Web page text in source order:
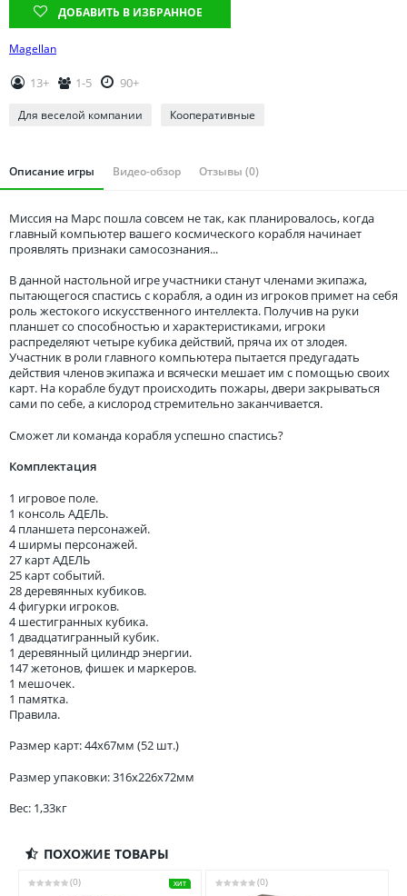
Томская область
Тюменская область
Удмуртия
Ульяновская область
ДОБАВИТЬ В ИЗБРАННОЕ
Magellan
13+ 1-5 90+
Для веселой компании Кооперативные
Описание игры Видео-обзор Отзывы (0)
Миссия на Марс пошла совсем не так, как планировалось, когда
главный компьютер вашего космического корабля начинает
проявлять признаки самосознания...
В данной настольной игре участники станут членами экипажа,
пытающегося спастись с корабля, а один из игроков примет на себя
роль жестокого искусственного интеллекта. Получив на руки
планшет со способностью и характеристиками, игроки
распределяют четыре кубика действий, пряча их от злодея.
Участник в роли главного компьютера пытается предугадать
действия членов экипажа и всячески мешает им с помощью своих
карт. На корабле будут происходить пожары, двери закрываться
сами по себе, а кислород стремительно заканчивается.
Сможет ли команда корабля успешно спастись?
Комплектация
1 игровое поле.
1 консоль АДЕЛЬ.
4 планшета персонажей.
4 ширмы персонажей.
27 карт АДЕЛЬ
25 карт событий.
28 деревянных кубиков.
4 фигурки игроков.
4 шестигранных кубика.
1 двадцатигранный кубик.
1 деревянный цилиндр энергии.
147 жетонов, фишек и маркеров.
1 мешочек.
1 памятка.
Правила.
Размер карт: 44x67мм (52 шт.)
Размер упаковки: 316x226x72мм
Вес: 1,33кг
ПОХОЖИЕ ТОВАРЫ
(0) ХИТ (0)